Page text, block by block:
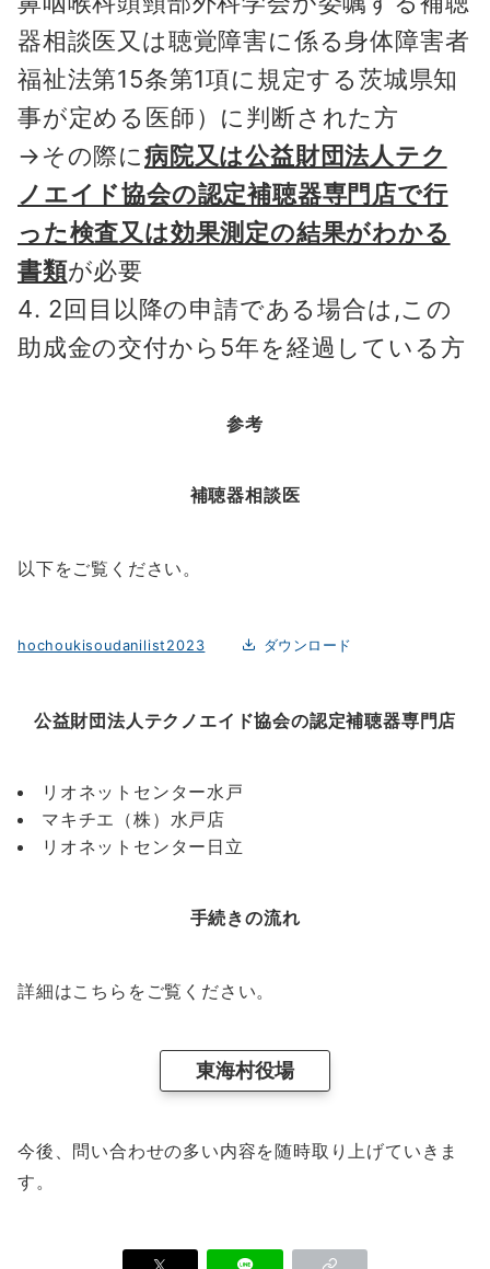
器相談医又は聴覚障害に係る身体障害者
福祉法第15条第1項に規定する茨城県知
事が定める医師）に判断された方
→その際に病院又は公益財団法人テク
ノエイド協会の認定補聴器専門店で行
った検査又は効果測定の結果がわかる
書類が必要
2回目以降の申請である場合は,この
助成金の交付から5年を経過している方
参考
補聴器相談医
以下をご覧ください。
hochoukisoudanilist2023 ダウンロード
公益財団法人テクノエイド協会の認定補聴器専門店
リオネットセンター水戸
マキチエ（株）水戸店
リオネットセンター日立
手続きの流れ
詳細はこちらをご覧ください。
東海村役場
今後、問い合わせの多い内容を随時取り上げていきま
す。